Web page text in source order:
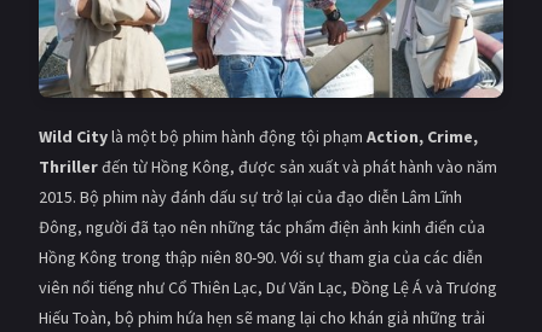
QUỐC GIA
Âu - Mỹ Trung Quốc - Hồng Kông
Hàn Quốc Nhật Bản
Ấn Độ Việt Nam
Tổng hợp
CẬP NHẬT
Wild Citylà một bộ phim hành động tội phạm Action, Crime,
Thrillerđến từ Hồng Kông, được sản xuất và phát hành vào năm
2015. Bộ phim này đánh dấu sự trở lại của đạo diễn Lâm Lĩnh
Đông, người đã tạo nên những tác phẩm điện ảnh kinh điển của
Hồng Kông trong thập niên 80-90. Với sự tham gia của các diễn
viên nổi tiếng như Cổ Thiên Lạc, Dư Văn Lạc, Đồng Lệ Á và Trương
Hiếu Toàn, bộ phim hứa hẹn sẽ mang lại cho khán giả những trải